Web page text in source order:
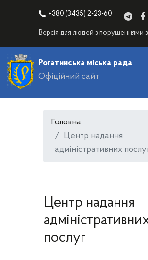
+380 (3435) 2-23-60
Версія для людей з порушеннями
Рогатинська міська рада
Офіційний сайт
Головна
Центр надання
адміністративних
Центр надання
послуг